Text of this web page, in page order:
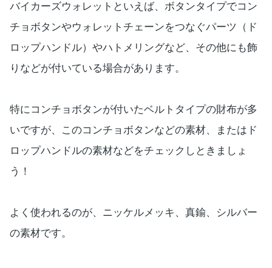
バイカーズウォレットといえば、ボタンタイプでコン
チョボタンやウォレットチェーンをつなぐパーツ（ド
ロップハンドル）やハトメリングなど、その他にも飾
りなどが付いている場合があります。
特にコンチョボタンが付いたベルトタイプの財布が多
いですが、このコンチョボタンなどの素材、またはド
ロップハンドルの素材などをチェックしときましょ
う！
よく使われるのが、ニッケルメッキ、真鍮、シルバー
の素材です。